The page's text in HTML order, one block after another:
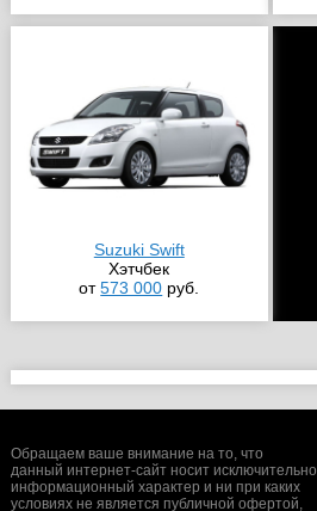
Suzuki Swift
Хэтчбек
от573 000 руб.
Обращаем ваше внимание на то, что
данный интернет-сайт носит исключительно
информационный характер и ни при каких
условиях не является публичной офертой,